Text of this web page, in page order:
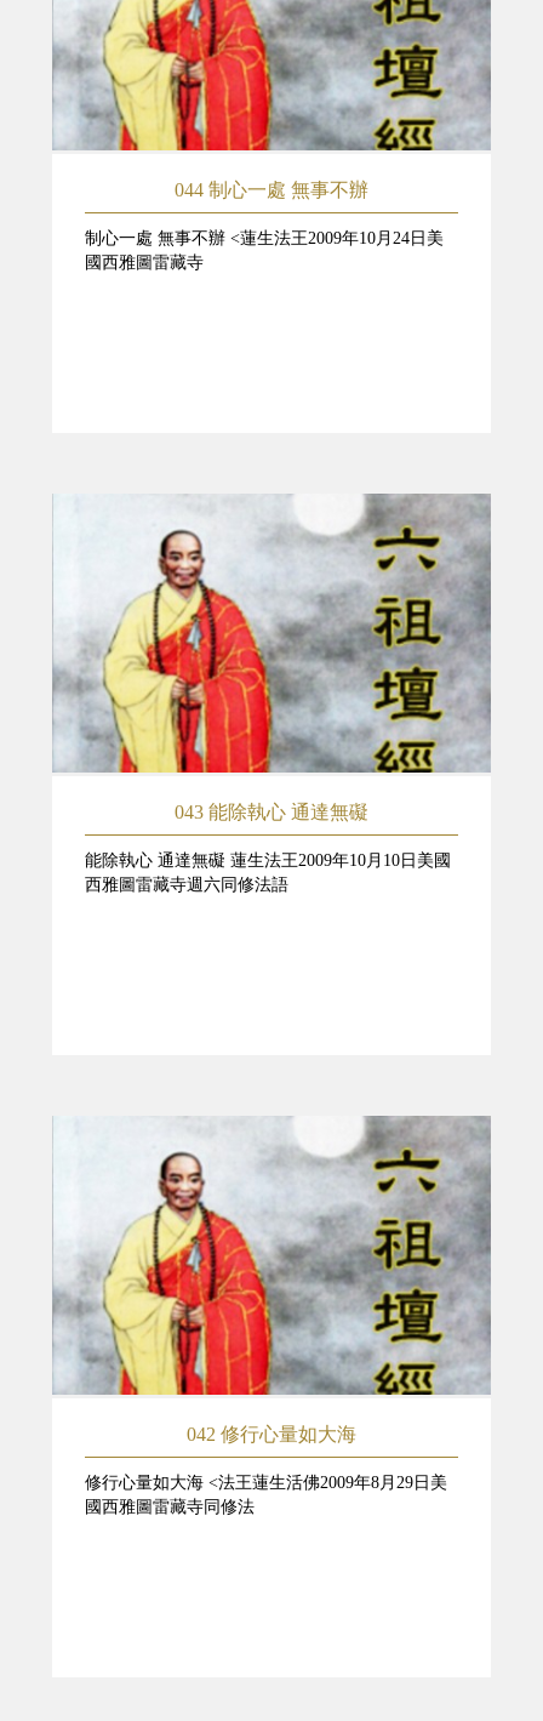
044 制心一處 無事不辦
制心一處 無事不辦 <蓮生法王2009年10月24日美
國西雅圖雷藏寺
043 能除執心 通達無礙
能除執心 通達無礙 蓮生法王2009年10月10日美國
西雅圖雷藏寺週六同修法語
042 修行心量如大海
修行心量如大海 <法王蓮生活佛2009年8月29日美
國西雅圖雷藏寺同修法